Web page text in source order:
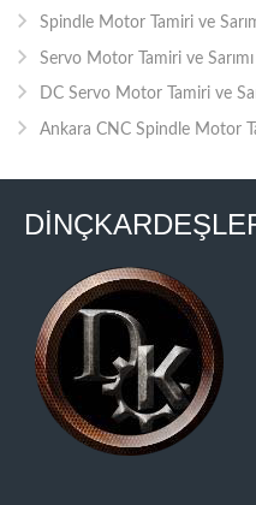
Spindle Motor Tamiri ve
Servo Motor Tamiri ve Sarımı
DC Servo Motor Tamiri ve
Ankara CNC Spindle Motor